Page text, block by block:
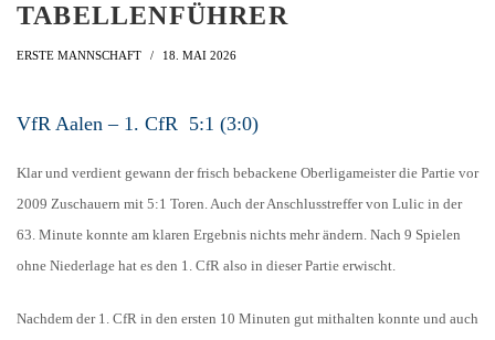
TABELLENFÜHRER
ERSTE MANNSCHAFT 18. MAI 2026
VfR Aalen – 1. CfR 5:1 (3:0)
Klar und verdient gewann der frisch bebackene Oberligameister die Partie vor
2009 Zuschauern mit 5:1 Toren. Auch der Anschlusstreffer von Lulic in der
63. Minute konnte am klaren Ergebnis nichts mehr ändern. Nach 9 Spielen
ohne Niederlage hat es den 1. CfR also in dieser Partie erwischt.
Nachdem der 1. CfR in den ersten 10 Minuten gut mithalten konnte und auch